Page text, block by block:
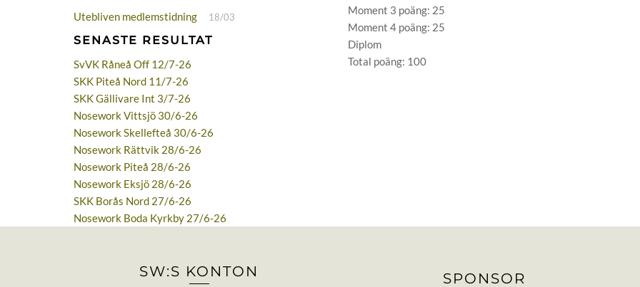
Utebliven medlemstidning 18/03
SENASTE RESULTAT
SvVK Råneå Off 12/7-26
SKK Piteå Nord 11/7-26
SKK Gällivare Int 3/7-26
Nosework Vittsjö 30/6-26
Nosework Skellefteå 30/6-26
Nosework Rättvik 28/6-26
Nosework Piteå 28/6-26
Nosework Eksjö 28/6-26
SKK Borås Nord 27/6-26
Nosework Boda Kyrkby 27/6-26
Moment 3 poäng: 25
Moment 4 poäng: 25
Diplom
Total poäng: 100
SW:S KONTON SPONSOR